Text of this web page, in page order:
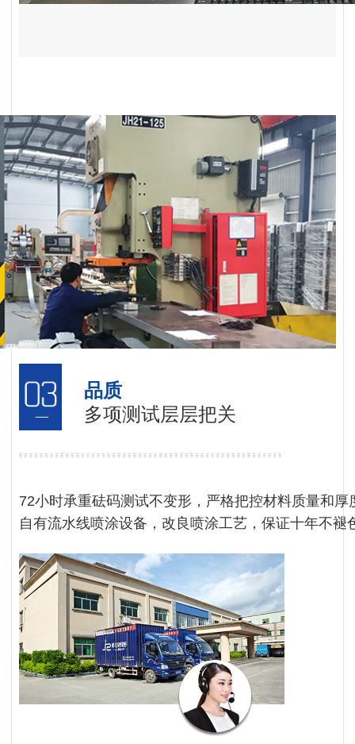
品质
多项测试层层把关
72小时承重砝码测试不变形，严格把控材料质量和厚
自有流水线喷涂设备，改良喷涂工艺，保证十年不褪